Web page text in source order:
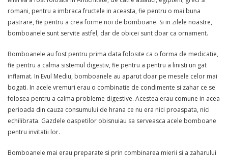
romani, pentru a imbraca fructele in aceasta, fie pentru o mai buna
pastrare, fie pentru a crea forme noi de bomboane. Si in zilele noastre,
bomboanele sunt servite astfel, dar de obicei sunt doar ca ornament.
Bomboanele au fost pentru prima data folosite ca o forma de medicatie,
fie pentru a calma sistemul digestiv, fie pentru a pentru a linisti un gat
inflamat. In Evul Mediu, bomboanele au aparut doar pe mesele celor mai
bogati. In acele vremuri erau o combinatie de condimente si zahar ce se
folosea pentru a calma probleme digestive. Acestea erau comune in acea
perioada din cauza consumului de hrana ce nu era nici proaspata, nici
echilibrata. Gazdele oaspetilor obisnuiau sa serveasca acele bomboane
pentru invitatii lor.
Bomboanele mai erau preparate si prin combinarea mierii si a zaharului